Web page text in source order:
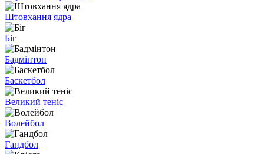
Штовхання ядра
Біг
Бадмінтон
Баскетбол
Великий теніс
Волейбол
Гандбол